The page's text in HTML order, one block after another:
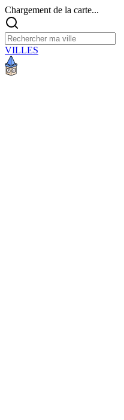
Chargement de la carte...
VILLES